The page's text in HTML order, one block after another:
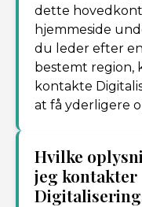
dette
hjemmeside
du leder efter
bestemt region,
kontakte
at få yderligere
Hvilke
jeg kontakter